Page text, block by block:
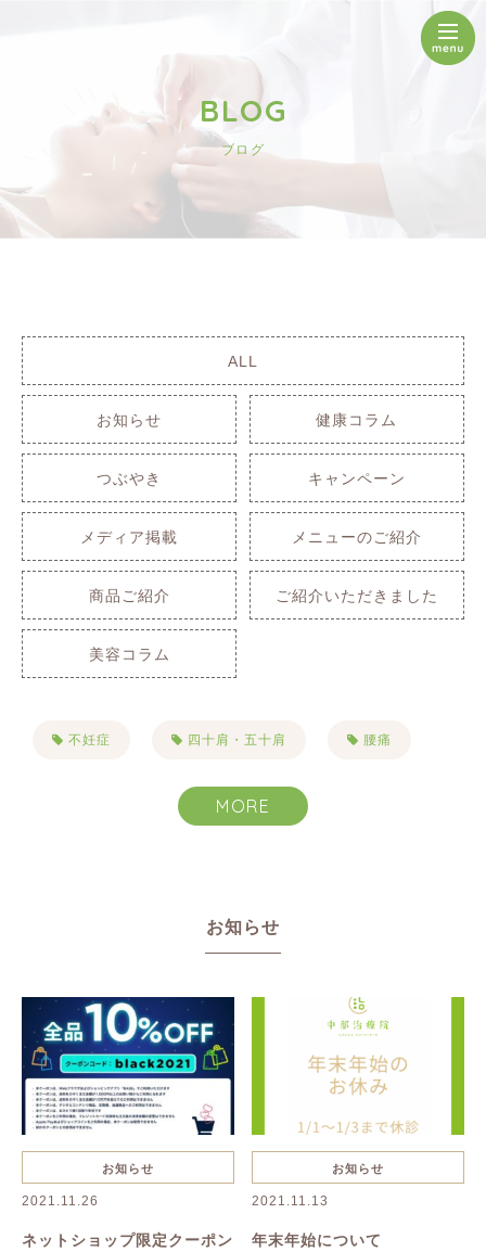
BLOG
ブログ
ALL
お知らせ 健康コラム
つぶやき キャンペーン
メディア掲載 メニューのご紹介
商品ご紹介 ご紹介いただきました
美容コラム
不妊症 四十肩・五十肩 腰痛
自律神経失調症
目まい・耳鳴り・難聴
夏バテ 美容鍼
一般治療 禁煙
リフトアップ
MORE
お知らせ
お知らせ
2021.11.26
ネットショップ限定クーポン
お知らせ
2021.11.13
年末年始について